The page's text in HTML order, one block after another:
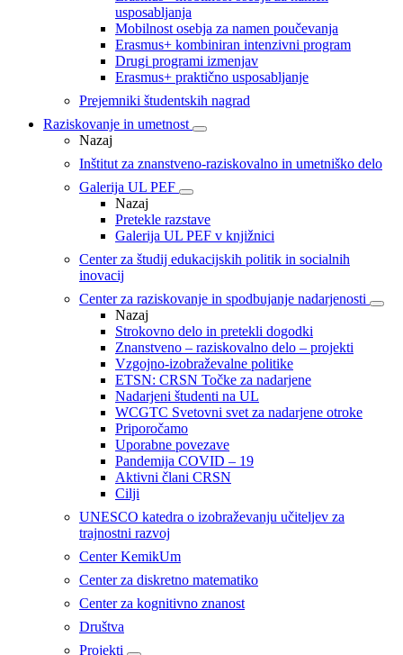
usposabljanja
Mobilnost osebja za namen poučevanja
Erasmus+ kombiniran intenzivni program
Drugi programi izmenjav
Erasmus+ praktično usposabljanje
Prejemniki študentskih nagrad
Raziskovanje in umetnost
Nazaj
Inštitut za znanstveno-raziskovalno in umetniško delo
Galerija UL PEF
Nazaj
Pretekle razstave
Galerija UL PEF v knjižnici
Center za študij edukacijskih politik in socialnih
inovacij
Center za raziskovanje in spodbujanje nadarjenosti
Nazaj
Strokovno delo in pretekli dogodki
Znanstveno – raziskovalno delo – projekti
Vzgojno-izobraževalne politike
ETSN: CRSN Točke za nadarjene
Nadarjeni študenti na UL
WCGTC Svetovni svet za nadarjene otroke
Priporočamo
Uporabne povezave
Pandemija COVID – 19
Aktivni člani CRSN
Cilji
UNESCO katedra o izobraževanju učiteljev za
trajnostni razvoj
Center KemikUm
Center za diskretno matematiko
Center za kognitivno znanost
Društva
Projekti